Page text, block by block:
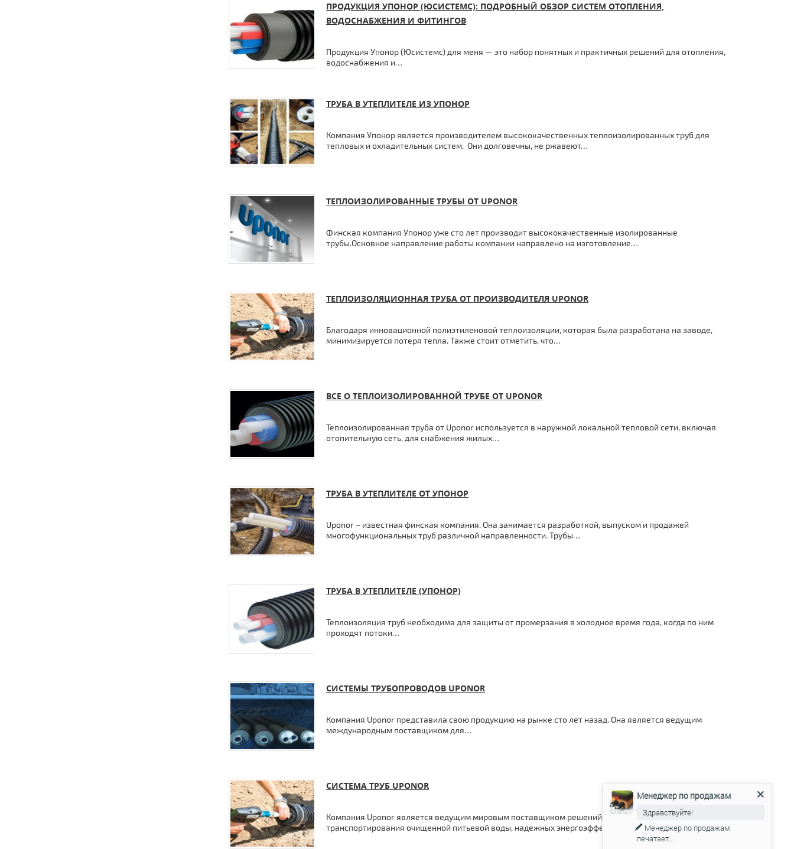
ПРОДУКЦИЯ УПОНОР (ЮСИСТЕМС): ПОДРОБНЫЙ ОБЗОР СИСТЕМ ОТОПЛЕНИЯ,
ВОДОСНАБЖЕНИЯ И ФИТИНГОВ
Продукция Упонор (Юсистемс) для меня — это набор понятных и практичных решений для отопления,
водоснабжения и…
ТРУБА В УТЕПЛИТЕЛЕ ИЗ УПОНОР
Компания Упонор является производителем высококачественных теплоизолированных труб для
тепловых и охладительных систем. Они долговечны, не ржавеют…
ТЕПЛОИЗОЛИРОВАННЫЕ ТРУБЫ ОТ UPONOR
Финская компания Упонор уже сто лет производит высококачественные изолированные
трубы.Основное направление работы компании направлено на изготовление…
ТЕПЛОИЗОЛЯЦИОННАЯ ТРУБА ОТ ПРОИЗВОДИТЕЛЯ UPONOR
Благодаря инновационной полиэтиленовой теплоизоляции, которая была разработана на заводе,
минимизируется потеря тепла. Также стоит отметить, что…
ВСЕ О ТЕПЛОИЗОЛИРОВАННОЙ ТРУБЕ ОТ UPONOR
Теплоизолированная труба от Uponor используется в наружной локальной тепловой сети, включая
отопительную сеть, для снабжения жилых…
ТРУБА В УТЕПЛИТЕЛЕ ОТ УПОНОР
Uponor – известная финская компания. Она занимается разработкой, выпуском и продажей
многофункциональных труб различной направленности. Трубы…
ТРУБА В УТЕПЛИТЕЛЕ (УПОНОР)
Теплоизоляция труб необходима для защиты от промерзания в холодное время года, когда по ним
проходят потоки…
СИСТЕМЫ ТРУБОПРОВОДОВ UPONOR
Компания Uponor представила свою продукцию на рынке сто лет назад. Она является ведущим
международным поставщиком для…
СИСТЕМА ТРУБ UPONOR
Компания Uponor является ведущим мировым поставщиком решений и систем безопасного
транспортирования очищенной питьевой воды, надежных энергоэффективных…
Менеджер по продажам
Здравствуйте!
Менеджер по продажам
печатает...